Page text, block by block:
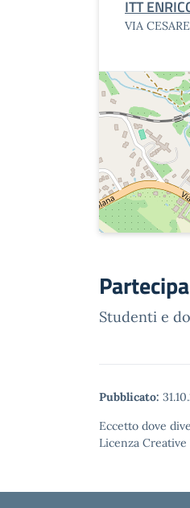
ITT
VIA
Studenti e
Pubblicato:
Eccetto dove
Licenza